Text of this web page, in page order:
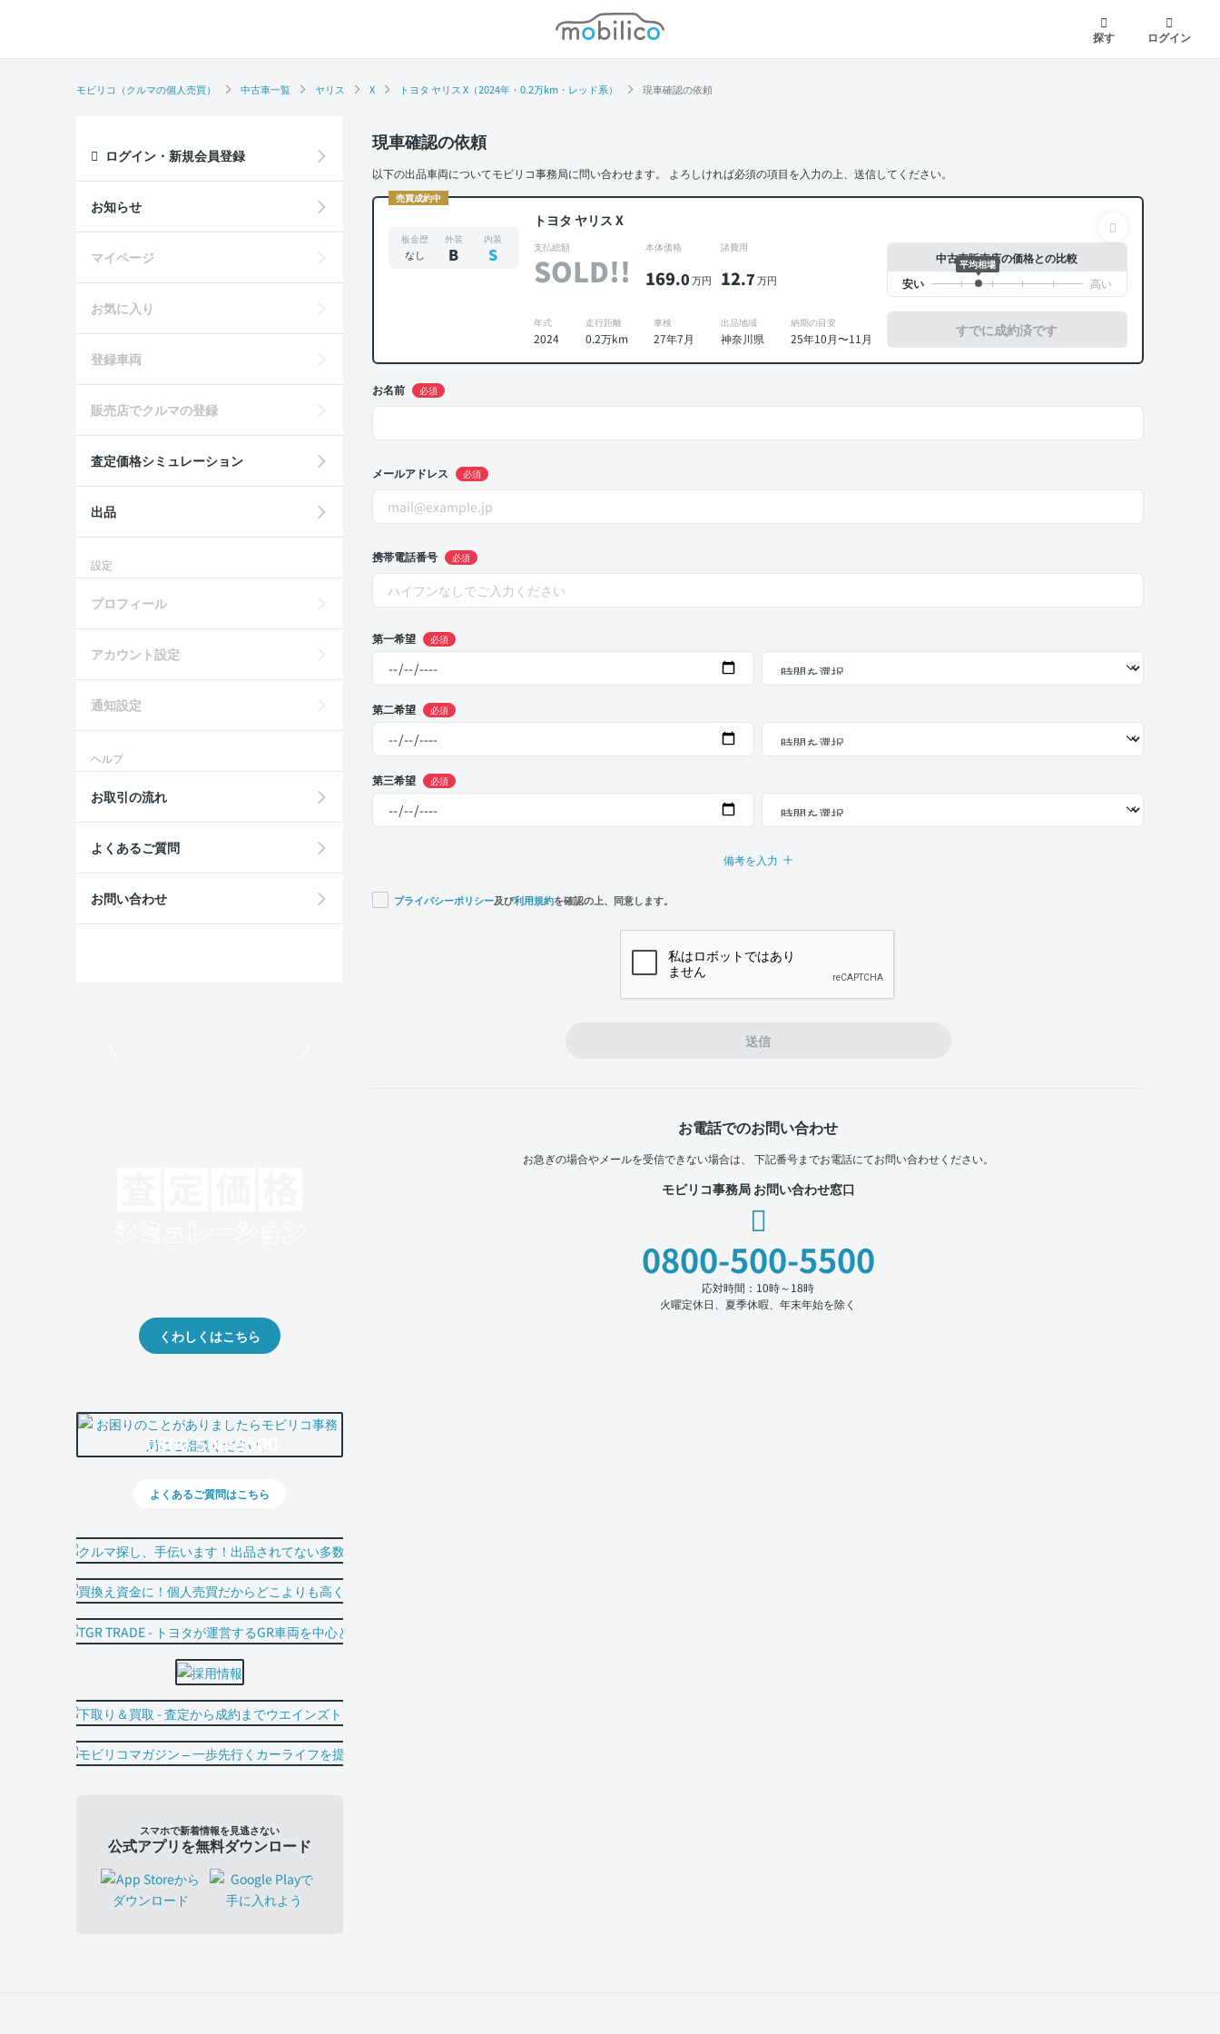
モビリコ
探す
ログイン
モビリコ（クルマの個人売買） 中古車一覧 ヤリス X トヨタ ヤリス X（2024年・0.2万km・レッド系） 現車確認の依頼
現車確認の依頼
以下の出品車両についてモビリコ事務局に問い合わせます。 よろしければ必須の項目を入力の上、送信してください。
売買成約中
トヨタ ヤリス X
板金歴
なし
外装
B
内装
S 支払総額
SOLD!!
本体価格
169.0万円
諸費用
12.7万円
年式
2024
走行距離
0.2万km
車検
27年7月
出品地域
神奈川県
納期の目安
25年10月〜11月
中古車販売店の価格との比較
平均相場
すでに成約済です
お名前 必須
メールアドレス 必須
携帯電話番号 必須
第一希望 必須
第二希望 必須
第三希望 必須
備考を入力
プライバシーポリシー及び利用規約を確認の上、同意します。
送信
お電話でのお問い合わせ
お急ぎの場合やメールを受信できない場合は、 下記番号までお電話にてお問い合わせください。
モビリコ事務局 お問い合わせ窓口
0800-500-5500
応対時間：10時～18時
火曜定休日、夏季休暇、年末年始を除く
ログイン・新規会員登録
お知らせ
マイページ
お気に入り
登録車両
販売店でクルマの登録
査定価格シミュレーション
出品
設定
プロフィール
アカウント設定
通知設定
ヘルプ
お取引の流れ
よくあるご質問
お問い合わせ
くわしくはこちら
0800-500-5500
よくあるご質問はこちら
スマホで新着情報を見逃さない
公式アプリを無料ダウンロード